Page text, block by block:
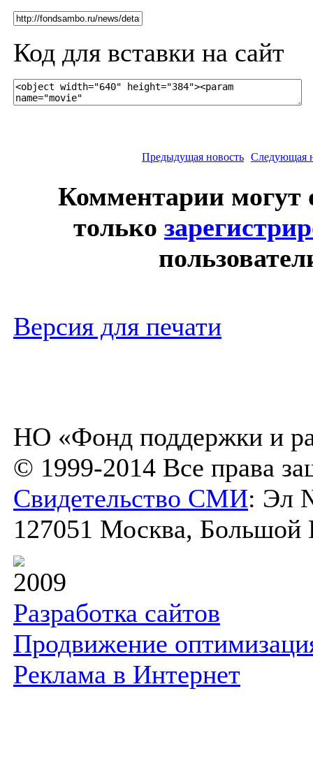
Код для вставки на сайт
Предыдущая новость Следующая
Комментарии могут
только
Версия для печати
НО «Фонд поддержки и
© 1999-2014 Все права
Свидетельство СМИ: Эл
127051 Москва, Большой
2009
Разработка сайтов
Продвижение
Реклама в Интернет